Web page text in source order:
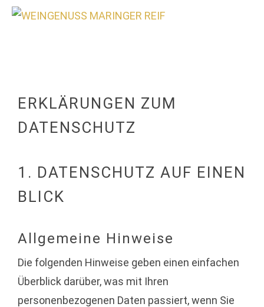
ERKLÄRUNGEN ZUM
DATENSCHUTZ
1. DATENSCHUTZ AUF EINEN
BLICK
Allgemeine Hinweise
Die folgenden Hinweise geben einen einfachen
Überblick darüber, was mit Ihren
personenbezogenen Daten passiert, wenn Sie